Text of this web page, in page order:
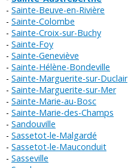
Sainte-Beuve-en-Rivière
Sainte-Colombe
Sainte-Croix-sur-Buchy
Sainte-Foy
Sainte-Geneviève
Sainte-Hélène-Bondeville
Sainte-Marguerite-sur-Duclair
Sainte-Marguerite-sur-Mer
Sainte-Marie-au-Bosc
Sainte-Marie-des-Champs
Sandouville
Sassetot-le-Malgardé
Sassetot-le-Mauconduit
Sasseville